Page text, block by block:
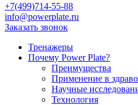
+7(499)714-55-88
info@powerplate.ru
Заказать звонок
Тренажеры
Почему Power Plate?
Преимущества
Применение в
Научные
Технология